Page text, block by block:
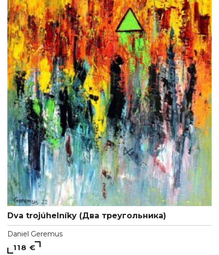
Dva trojúhelníky (Два треугольника)
Daniel Geremus
118 €